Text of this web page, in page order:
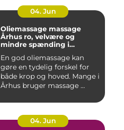
04. Jun
Oliemassage massage
Århus ro, velvære og
mindre spænding i
En god oliemassage kan
gøre en tydelig forskel for
både krop og hoved. Mange i
Århus bruger massage ...
04. Jun